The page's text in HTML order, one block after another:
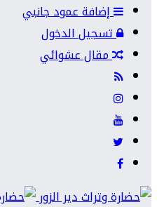
إضافة عمود جانبي
تسجيل الدخول
مقال عشوائي